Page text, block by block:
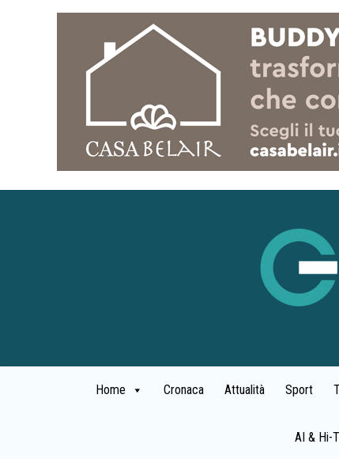
Home Cronaca Attualità Sport
AI & Hi-